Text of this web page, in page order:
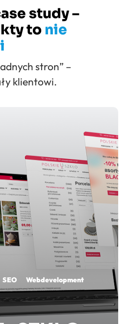
study –
tonie
stron” –
klientowi.
Webdevelopment